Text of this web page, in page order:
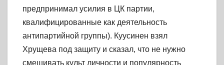
предпринимал усилия в ЦК партии,
квалифицированные как деятельность
антипартийной группы). Куусинен взял
Хрущева под защиту и сказал, что не нужно
смешивать культ личности и популярность